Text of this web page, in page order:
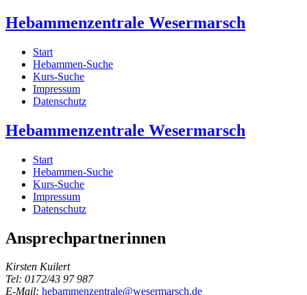
Hebammenzentrale Wesermarsch
Start
Hebammen-Suche
Kurs-Suche
Impressum
Datenschutz
Hebammenzentrale Wesermarsch
Start
Hebammen-Suche
Kurs-Suche
Impressum
Datenschutz
Ansprechpartnerinnen
Kirsten Kuilert
Tel: 0172/43 97 987
E-Mail: hebammenzentrale@wesermarsch.de